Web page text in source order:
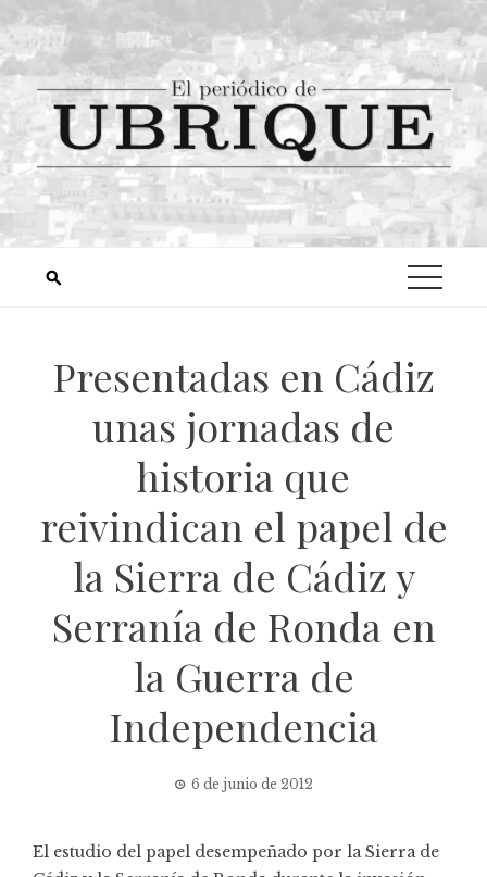
Presentadas en Cádiz
unas jornadas de
historia que
reivindican el papel de
la Sierra de Cádiz y
Serranía de Ronda en
la Guerra de
Independencia
6 de junio de 2012
El estudio del papel desempeñado por la Sierra de